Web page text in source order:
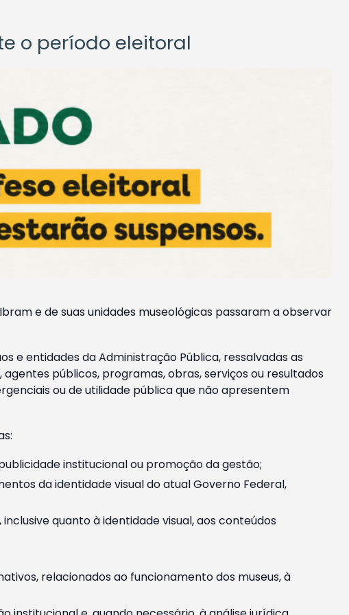
o período eleitoral
e de suas unidades museológicas passaram a observar
e entidades da Administração Pública, ressalvadas as
públicos, programas, obras, serviços ou resultados
ou de utilidade pública que não apresentem
institucional ou promoção da gestão;
da identidade visual do atual Governo Federal,
quanto à identidade visual, aos conteúdos
relacionados ao funcionamento dos museus, à